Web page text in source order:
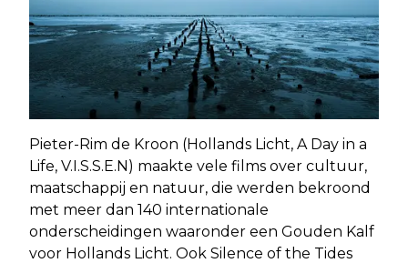
Pieter-Rim de Kroon (Hollands Licht, A Day in a
Life, V.I.S.S.E.N) maakte vele films over cultuur,
maatschappij en natuur, die werden bekroond
met meer dan 140 internationale
onderscheidingen waaronder een Gouden Kalf
voor Hollands Licht. Ook Silence of the Tides